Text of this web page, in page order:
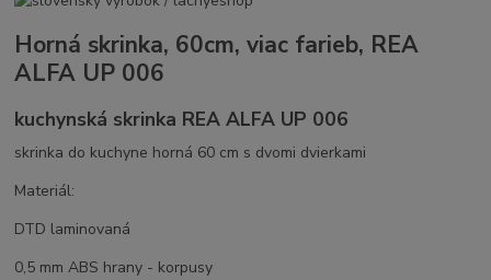
Horná skrinka, 60cm, viac farieb, REA
ALFA UP 006
kuchynská skrinka REA ALFA UP 006
skrinka do kuchyne horná 60 cm s dvomi dvierkami
Materiál:
DTD laminovaná
0,5 mm ABS hrany - korpusy